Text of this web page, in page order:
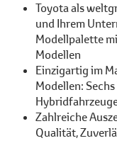
Toyota als
und Ihrem
Modellpalette
Modellen
Einzigartig im
Modellen:
Zahlreiche
Qualität,